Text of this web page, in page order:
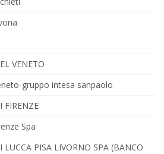
VENETO
gruppo intesa sanpaolo
FIRENZE
Spa
LUCCA PISA LIVORNO SPA (BANCO